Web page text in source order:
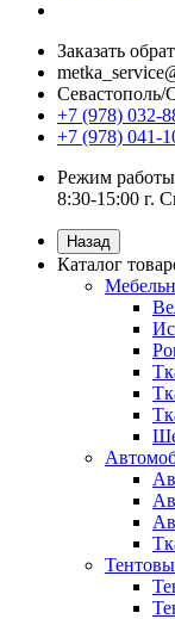
Заказать
+7 (978) 032-
+7 (978) 041-
Режим работы
8:30-15:00 г.
Назад
Каталог